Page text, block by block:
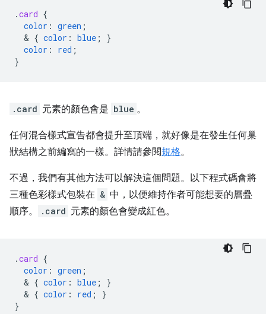
.card {
color : green ;
  &
{ color : blue ;
}
color : red ;
}
.card 元素的顏色會是 blue 。
任何混合樣式宣告都會提升至頂端，就好像是在發生任何巢
狀結構之前編寫的一樣。詳情請參閱規格。
不過，我們有其他方法可以解決這個問題。以下程式碼會將
三種色彩樣式包裝在 & 中，以便維持作者可能想要的層疊
順序。
.card 元素的顏色會變成紅色。
.card {
color : green ;
  &
{ color : blue ;
}
  &
{ color : red ;
}
}